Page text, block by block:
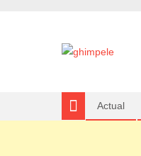
Actual